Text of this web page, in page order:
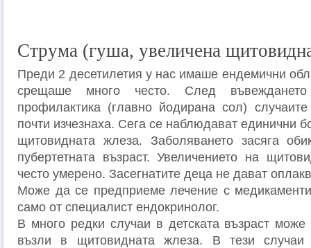
Струма (гуша, увеличена
Преди 2 десетилетия у нас имаше ендемични
срещаше много често. След
профилактика (главно йодирана сол)
почти изчезнаха. Сега се наблюдават единични
щитовидната жлеза. Заболяването засяга
пубертетната възраст. Увеличението на
често умерено. Засегнатите деца не дават
Може да се предприеме лечение с
само от специалист ендокринолог.
В много редки случаи в детската възраст
възли в щитовидната жлеза. В тези случаи